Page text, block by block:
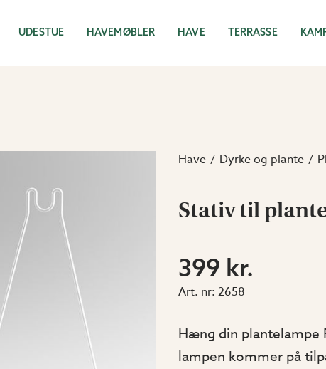
UDESTUE HAVEMØBLER HAVE TERRASSE
Have Dyrke og plante
Stativ til
399 kr.
Art. nr: 2658
Hæng din plantelampe
lampen kommer på